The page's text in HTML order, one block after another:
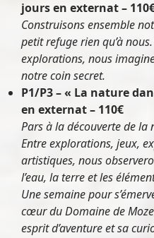
jours en externat –
Construisons ensemble
petit refuge rien qu’à
explorations, nous
notre coin secret.
P1/P3 – « La nature
en externat – 110€
Pars à la découverte de la
Entre explorations, jeux,
artistiques, nous
l’eau, la terre et les
Une semaine pour
cœur du Domaine de
esprit d’aventure et sa